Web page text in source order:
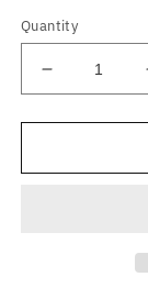
Quantity
Decrease
quantity
for
Retro